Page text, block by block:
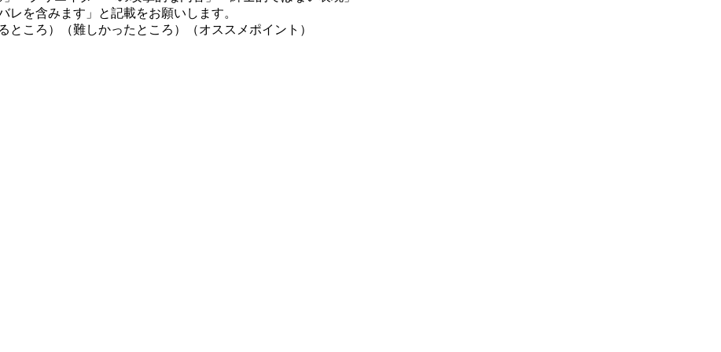
を含みます」と記載をお願いします。
ころ）（難しかったところ）（オススメポイント）